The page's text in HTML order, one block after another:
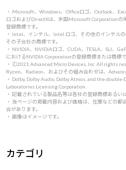
・ Microsoft、Windows、Officeロゴ、Outlook、
ロゴおよびDirectXは、米国Microsoft Corporationの
登録商標です。
・ Intel、インテル、Intel ロゴ、その他のインテル
その子会社の商標です。
・ NVIDIA、NVIDIAロゴ、CUDA、TESLA、SLI、
におけるNVIDIA Corporationの登録商標または商標で
・ 🄫2021 Advanced Micro Devices, Inc. All rights
Ryzen、Radeon、およびその組み合わせは、
・ Dolby, Dolby Audio, Dolby Atmos, and the
Laboratories Licensing Corporation.
・ 記載されている製品名等は各社の登録商標あるい
・ 当ページの掲載内容および価格は、在庫などの
合があります。
・ 画像はイメージです。
カテゴリ